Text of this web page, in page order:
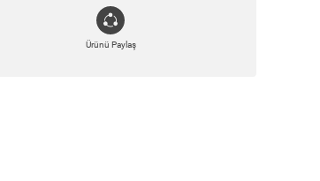
Ürünü Paylaş